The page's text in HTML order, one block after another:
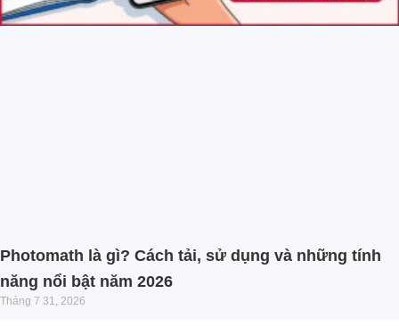
Photomath là gì? Cách tải, sử dụng và những tính
năng nổi bật năm 2026
Tháng 7 31, 2026